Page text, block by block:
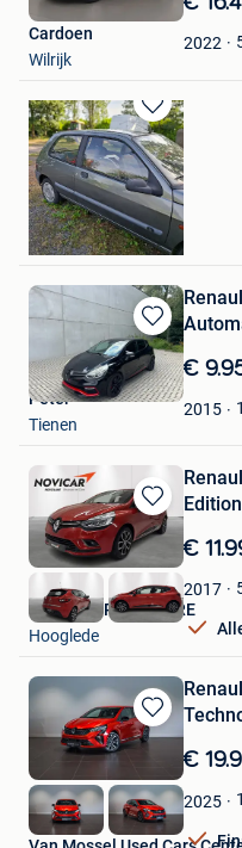
Favorieten2022
Cardoen
Wilrijk
Bewaren
in
Mijn
Favorieten
Elfish
Ruiselede
Bewaren
in
Mijn
Favorieten
€
2015
Peter
Tienen
Bewaren
in
Mijn
Favorieten
Edition
€
2017
NOVICAR ROESELARE
Hooglede
Bewaren
in
Favorieten
€
2025